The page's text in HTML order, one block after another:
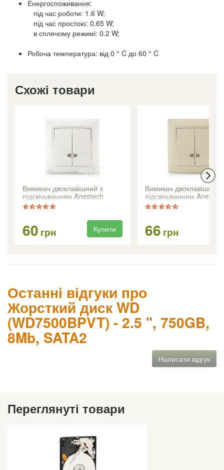
Енергоспоживання:
під час роботи: 1.6 W;
під час простою: 0.65 W;
в сплячому режимі: 0.2 W;
Робоча температура: від 0 ° C до 60 ° C
Схожі товари
Вимикач двоклавішний з
підсвічуванням Anestech
(білий)
60 грн Купити
Вимикач двоклавішний
підсвічуванням
(кремовий)
66 грн
Останні відгуки про
Жорсткий диск WD
(WD7500BPVT) - 2.5 ", 750GB,
8Mb, SATA2
Написати відгук
Переглянуті товари